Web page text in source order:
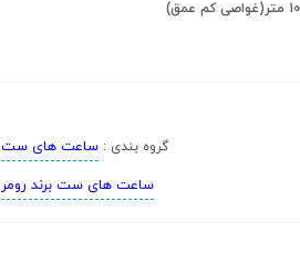
گروه بندی :ساعت های ست
ساعت های ست برند رومر